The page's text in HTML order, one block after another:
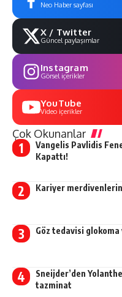
Neo Haber sayfası
X / Twitter
Güncel paylaşımlar
Instagram
Görsel içerikler
YouTube
Video içerikler
Çok Okunanlar
Vangelis Pavlidis
Kapattı!
Kariyer
Göz tedavisi glokoma
Sneijder’den
tazminat